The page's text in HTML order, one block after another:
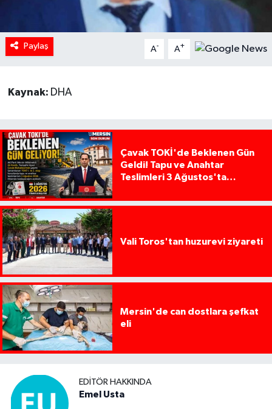
Paylaş A- A+
Kaynak: DHA
Çavak TOKİ'de Beklenen Gün
Geldi! Tapu ve Anahtar
Teslimleri 3 Ağustos'ta
Vali Toros'tan huzurevi ziyareti
Mersin'de can dostlara şefkat
eli
EDITÖR HAKKINDA
Emel Usta